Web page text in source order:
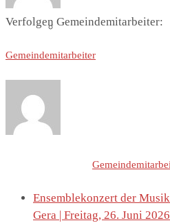
Partnergemeinde
Predigten
Verfolgen Gemeindemitarbeiter:
Gemeindemitarbeiter
Ensemblekonzert der
Gera | Freitag, 26. Juni